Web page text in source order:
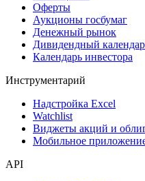
Оферты
Аукционы госбумаг
Денежный рынок
Дивидендный
Календарь инвестора
Инструментарий
Надстройка Excel
Watchlist
Виджеты акций и
Мобильное
API